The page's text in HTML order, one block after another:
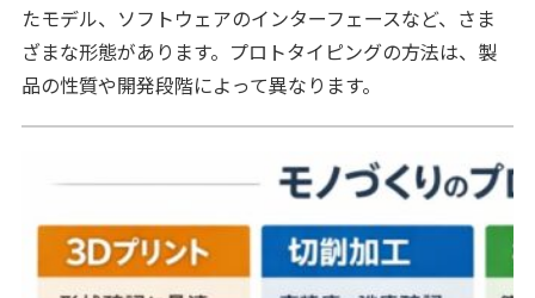
たモデル、ソフトウェアのインターフェースなど、さま
ざまな形態があります。プロトタイピングの方法は、製
品の性質や開発段階によって異なります。